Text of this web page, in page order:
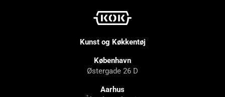
Kunst og Køkkentøj
København
Østergade 26 D
Aarhus